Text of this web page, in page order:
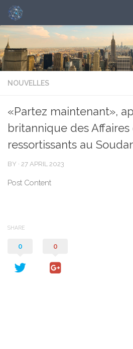
NOUVELLES
«Partez maintenant»,
britannique des
ressortissants au
BY · 27 APRIL 2023
Post Content
SHARE
0 0